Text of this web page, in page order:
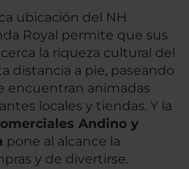
ubicación del NH
Royal permite que sus
la riqueza cultural del
distancia a pie, paseando
encuentran animadas
locales y tiendas. Y la
Andino y
pone al alcance la
y de divertirse.